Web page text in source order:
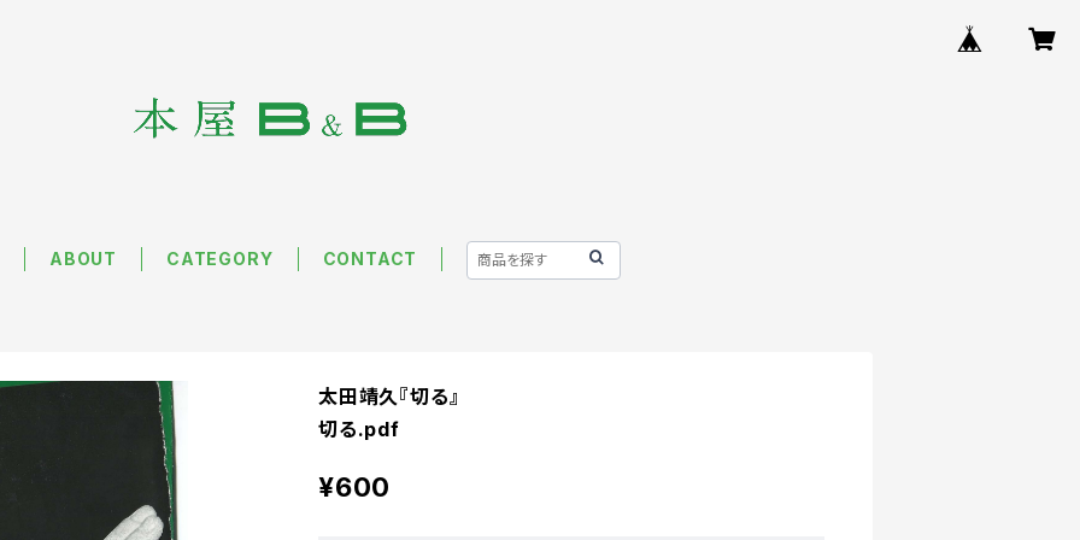
ABOUT CATEGORY CONTACT
太田靖久『切る』
切る.pdf
¥600